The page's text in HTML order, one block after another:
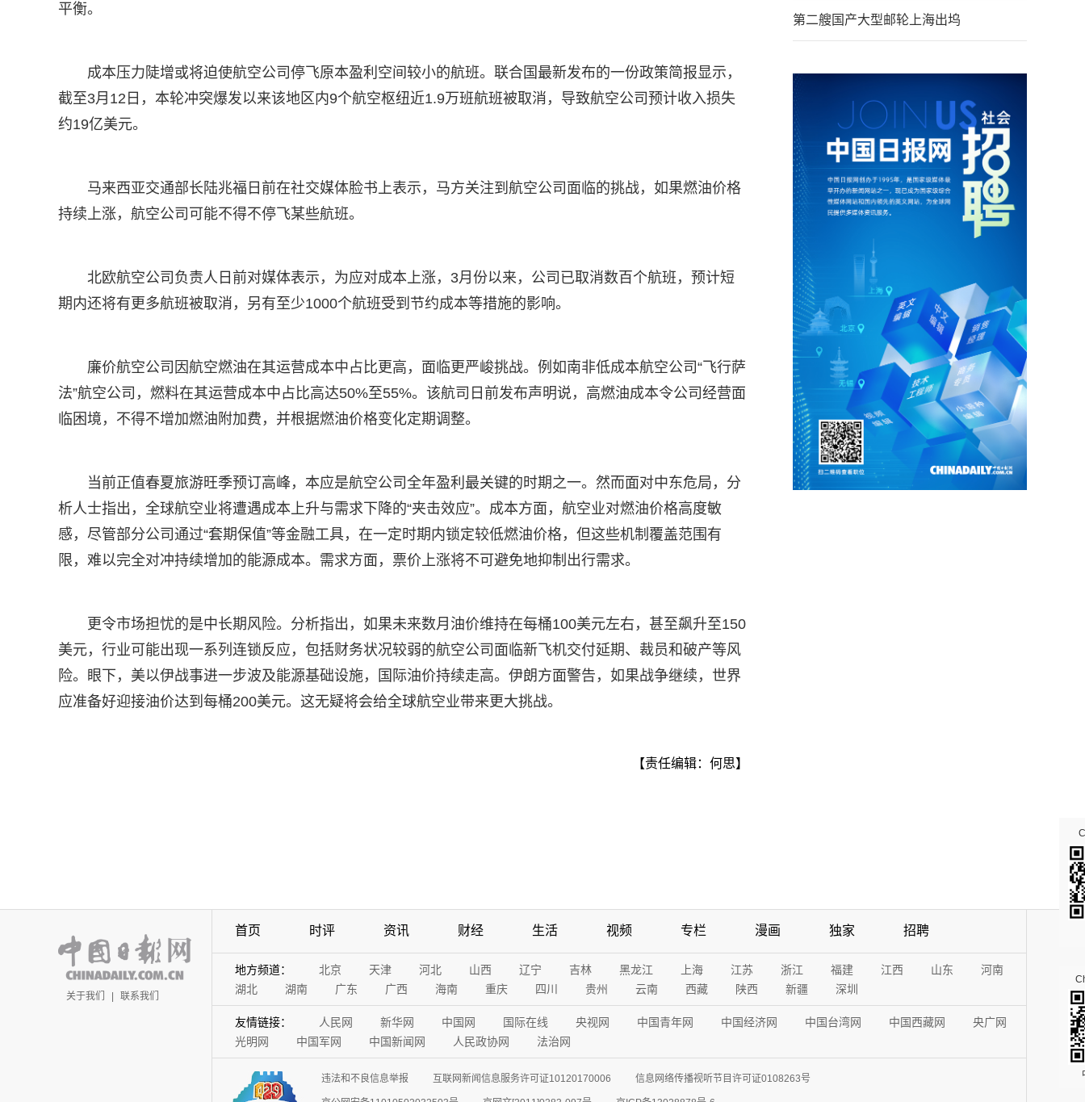
平衡。
成本压力陡增或将迫使航空公司停飞原本盈利空间较小的航班。联合国最新发布的一份政策简报显示，
截至3月12日，本轮冲突爆发以来该地区内9个航空枢纽近1.9万班航班被取消，导致航空公司预计收入损失
约19亿美元。
马来西亚交通部长陆兆福日前在社交媒体脸书上表示，马方关注到航空公司面临的挑战，如果燃油价格
持续上涨，航空公司可能不得不停飞某些航班。
北欧航空公司负责人日前对媒体表示，为应对成本上涨，3月份以来，公司已取消数百个航班，预计短
期内还将有更多航班被取消，另有至少1000个航班受到节约成本等措施的影响。
廉价航空公司因航空燃油在其运营成本中占比更高，面临更严峻挑战。例如南非低成本航空公司“飞行萨
法”航空公司，燃料在其运营成本中占比高达50%至55%。该航司日前发布声明说，高燃油成本令公司经营面
临困境，不得不增加燃油附加费，并根据燃油价格变化定期调整。
当前正值春夏旅游旺季预订高峰，本应是航空公司全年盈利最关键的时期之一。然而面对中东危局，分
析人士指出，全球航空业将遭遇成本上升与需求下降的“夹击效应”。成本方面，航空业对燃油价格高度敏
感，尽管部分公司通过“套期保值”等金融工具，在一定时期内锁定较低燃油价格，但这些机制覆盖范围有
限，难以完全对冲持续增加的能源成本。需求方面，票价上涨将不可避免地抑制出行需求。
更令市场担忧的是中长期风险。分析指出，如果未来数月油价维持在每桶100美元左右，甚至飙升至150
美元，行业可能出现一系列连锁反应，包括财务状况较弱的航空公司面临新飞机交付延期、裁员和破产等风
险。眼下，美以伊战事进一步波及能源基础设施，国际油价持续走高。伊朗方面警告，如果战争继续，世界
应准备好迎接油价达到每桶200美元。这无疑将会给全球航空业带来更大挑战。
【责任编辑：何思】
第二艘国产大型邮轮上海出坞
关于我们 | 联系我们
首页 时评 资讯 财经 生活 视频 专栏 漫画 独家 招聘
地方频道： 北京 天津 河北 山西 辽宁 吉林 黑龙江 上海 江苏 浙江 福建 江西 山东
河南
湖北
湖南 广东 广西 海南 重庆 四川 贵州 云南 西藏 陕西 新疆 深圳
友情链接： 人民网 新华网 中国网 国际在线 央视网 中国青年网 中国经济网 中国台湾网 中国西藏网
央广网
光明网
中国军网 中国新闻网 人民政协网 法治网
违法和不良信息举报 互联网新闻信息服务许可证10120170006 信息网络传播视听节目许可证0108263号